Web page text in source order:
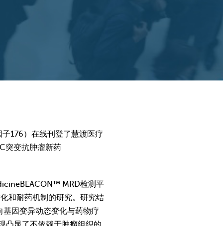
176）在线刊登了慧渡医疗
突变抗肿瘤新药
MRD检测平
和耐药机制的研究。研究结
因变异动态变化与药物疗